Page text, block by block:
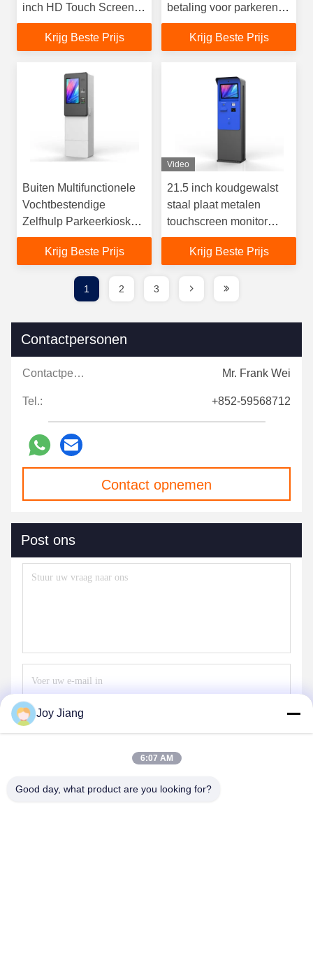
inch HD Touch Screen
Camera Bankkaartlezer
Intercom QR Code
Krijg Beste Prijs
betaling voor parkeren
betaling buitenkiosk
Krijg Beste Prijs
Buiten Multifunctionele
Vochtbestendige
Zelfhulp Parkeerkiosk
Rekening en
muntbetaling
Krijg Beste Prijs
Video
21.5 inch koudgewalst
staal plaat metalen
touchscreen monitor
kaartlezer ramen 11
waterdicht ip65
betaalkiosk met factuur
Krijg Beste Prijs
1 2 3
Contactpersonen
Contactpersonen: Mr. Frank Wei
Tel.: +852-59568712
Contact opnemen
Post ons
Joy Jiang
6:07 AM
Good day, what product are you looking for?